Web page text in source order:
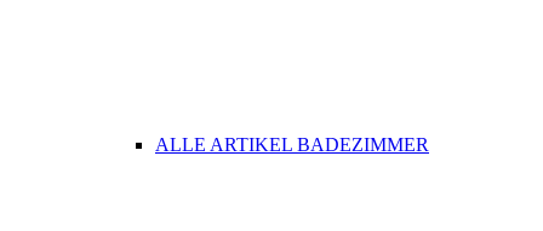
ALLE ARTIKEL BADEZIMMER